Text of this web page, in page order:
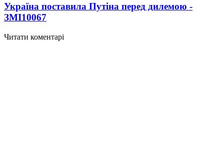
Україна поставила Путіна перед дилемою -
ЗМІ10067
Читати коментарі